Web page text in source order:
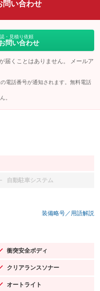
問い合わせ
・見積り依頼
問い合わせ
届くことはありません。 メールア
電話番号が通知されます。無料電話
。
自動駐車システム
：装備なし
装備略号／用語解説
衝突安全ボディ
：装備あり
クリアランスソナー
：装備あり
オートライト
：装備あり